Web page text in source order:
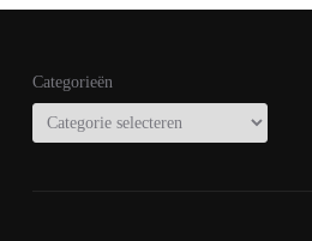
Categorieën